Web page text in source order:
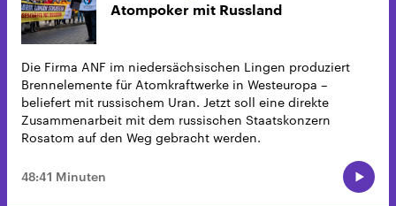
Atompoker mit Russland
Die Firma ANF im niedersächsischen Lingen produziert
Brennelemente für Atomkraftwerke in Westeuropa –
beliefert mit russischem Uran. Jetzt soll eine direkte
Zusammenarbeit mit dem russischen Staatskonzern
Rosatom auf den Weg gebracht werden.
48:41 Minuten